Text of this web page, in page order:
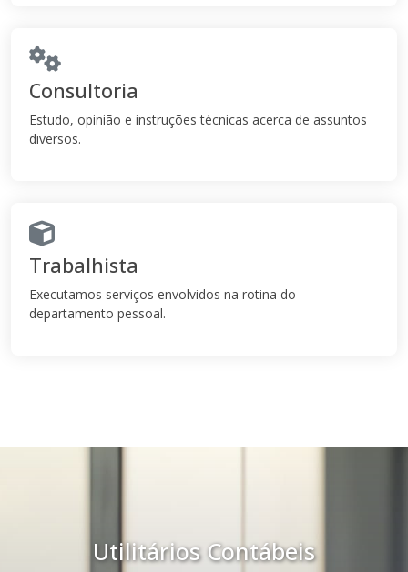
Consultoria
Estudo, opinião e instruções técnicas acerca de assuntos
diversos.
Trabalhista
Executamos serviços envolvidos na rotina do
departamento pessoal.
Utilitários Contábeis